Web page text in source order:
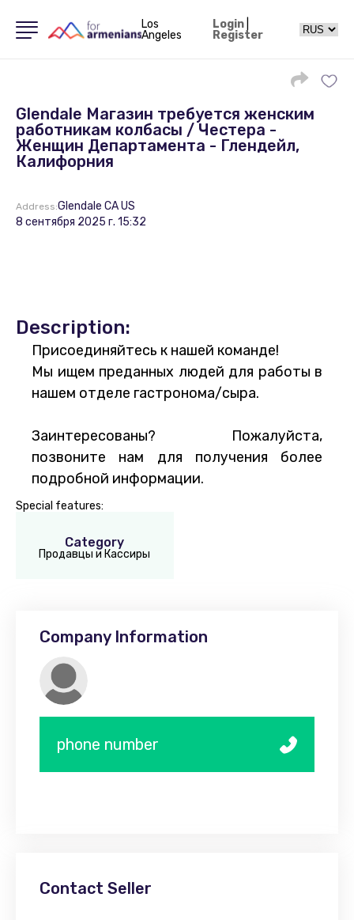
Los
Angeles
Login|
Register
Glendale Магазин требуется женским
работникам колбасы / Честера -
Женщин Департамента - Глендейл,
Калифорния
Address:Glendale CA US
8 сентября 2025 г. 15:32
Description:
Присоединяйтесь к нашей команде!
Мы ищем преданных людей для работы в
нашем отделе гастронома/сыра.
Заинтересованы? Пожалуйста,
позвоните нам для получения более
подробной информации.
Special features:
Category
Продавцы и Кассиры
Company Information
phone number
Contact Seller